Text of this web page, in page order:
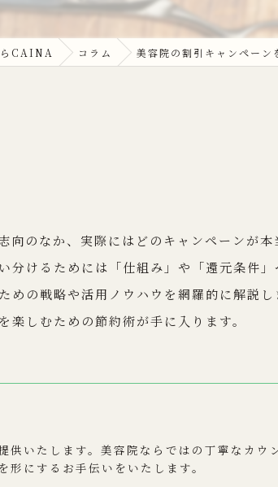
らCAINA コラム 美容院の割引キャンペーン
のなか、実際にはどのキャンペーンが本
けるためには「仕組み」や「還元条件
の戦略や活用ノウハウを網羅的に解説し
しむための節約術が手に入ります。
いたします。美容院ならではの丁寧なカウ
にするお手伝いをいたします。